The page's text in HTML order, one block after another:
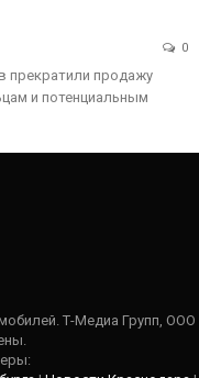
0
прекратили продажу
и потенциальным
Т-Медиа Групп, ООО